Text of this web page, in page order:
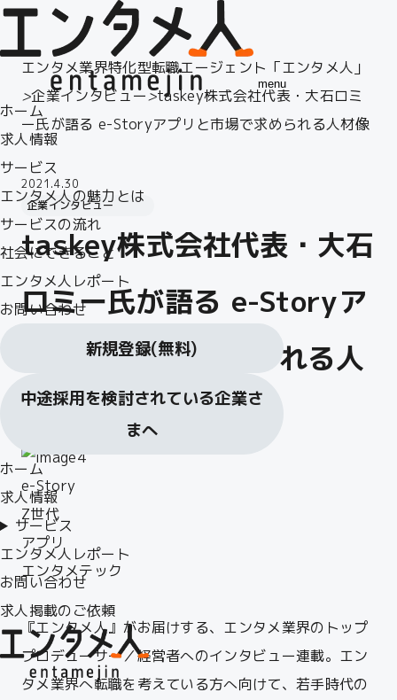
menu
ホーム
求人情報
サービス
エンタメ人の魅力とは
サービスの流れ
社会にできること
エンタメ人レポート
お問い合わせ
新規登録(無料)
中途採用を検討されている企業さ
まへ
ホーム
求人情報
サービス
エンタメ人レポート
お問い合わせ
求人掲載のご依頼
エンタメ業界特化型転職エージェント「エンタメ人」
>企業インタビュー>taskey株式会社代表・大石ロミ
ー氏が語る e-Storyアプリと市場で求められる人材像
2021.4.30
企業インタビュー
taskey株式会社代表・大石
ロミー氏が語る e-Storyア
プリと市場で求められる人
材像
e-Story
Z世代
アプリ
エンタメテック
『エンタメ人』がお届けする、エンタメ業界のトップ
プロデューサー／経営者へのインタビュー連載。エン
タメ業界へ転職を考えている方へ向けて、若手時代の